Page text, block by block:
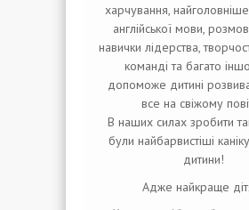
харчування,
англійської мови,
навички лідерства,
команді та багато
допоможе дитині
все на свіжому
В наших силах зробити
були найбарвистіші
дитини!
Адже найкраще